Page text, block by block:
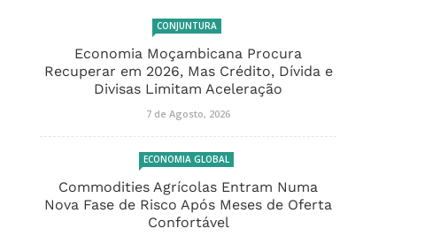
CONJUNTURA
Economia Moçambicana Procura
Recuperar em 2026, Mas Crédito, Dívida e
Divisas Limitam Aceleração
7 de Agosto, 2026
ECONOMIA GLOBAL
Commodities Agrícolas Entram Numa
Nova Fase de Risco Após Meses de Oferta
Confortável